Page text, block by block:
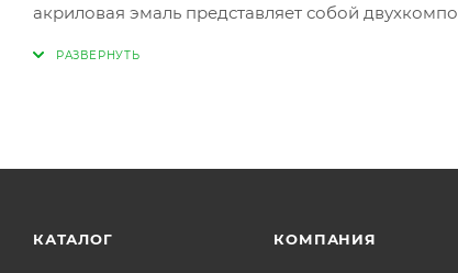
акриловая эмаль представляет собой
КАТАЛОГ КОМПАНИЯ